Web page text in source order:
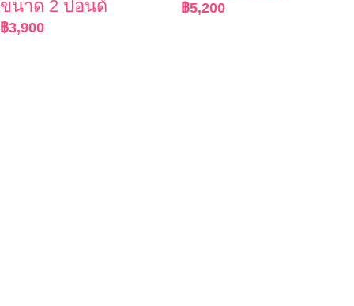
ขนาด 2 ปอนด์
฿3,900
฿5,200